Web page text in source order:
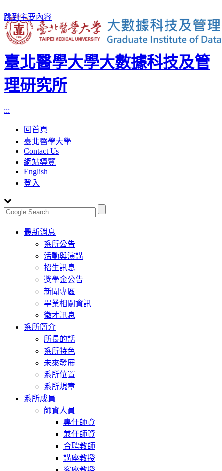
跳到主要內容
臺北醫學大學大數據科技及管
理研究所
:::
回首頁
臺北醫學大學
Contact Us
網站導覽
English
登入
Toggle
navigation
最新消息
系所公告
活動與演講
招生訊息
獎學金公告
新聞專區
畢業相關資訊
徵才訊息
系所簡介
所長的話
系所特色
未來發展
系所位置
系所規章
系所成員
師資人員
專任師資
兼任師資
合聘教師
講座教授